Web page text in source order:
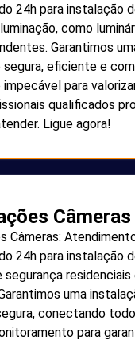
24h para instalação
como
Garantimos
segura, eficiente e com
para
qualificados
Ligue agora!
Câmeras
Câmeras:
24h para instalação
segurança residenciais
uma
conectando
para